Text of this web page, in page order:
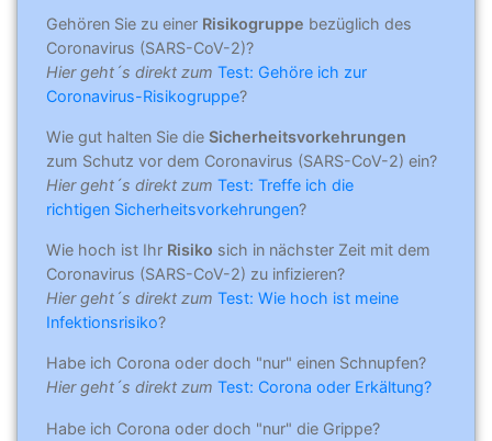
Gehören Sie zu einer Risikogruppe bezüglich des
Coronavirus (SARS-CoV-2)?
Hier geht´s direkt zum Test: Gehöre ich zur
Coronavirus-Risikogruppe?
Wie gut halten Sie die Sicherheitsvorkehrungen
zum Schutz vor dem Coronavirus (SARS-CoV-2) ein?
Hier geht´s direkt zum Test: Treffe ich die
richtigen Sicherheitsvorkehrungen?
Wie hoch ist Ihr Risiko sich in nächster Zeit mit dem
Coronavirus (SARS-CoV-2) zu infizieren?
Hier geht´s direkt zum Test: Wie hoch ist meine
Infektionsrisiko?
Habe ich Corona oder doch "nur" einen Schnupfen?
Hier geht´s direkt zum Test: Corona oder Erkältung?
Habe ich Corona oder doch "nur" die Grippe?